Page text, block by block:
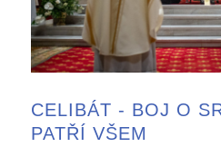
CELIBÁT - BOJ O
PATŘÍ VŠEM